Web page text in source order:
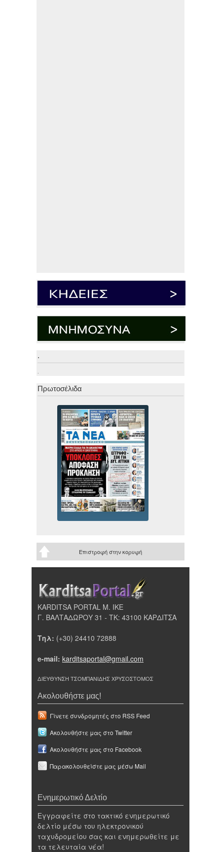
.
.
Πρωτοσέλιδα
Επιστροφή στην κορυφή
KARDITSA PORTAL Μ. ΙΚΕ
Γ. ΒΑΛΤΑΔΩΡΟΥ 31 - ΤΚ: 43100 ΚΑΡΔΙΤΣΑ
Τηλ: (+30) 24410 72888
e-mail: karditsaportal@gmail.com
ΔΙΕΥΘΥΝΣΗ ΤΣΟΜΠΑΝΙΔΗΣ ΧΡΥΣΟΣΤΟΜΟΣ
Ακολουθήστε μας!
Γίνετε συνδρομητές στο RSS Feed
Ακολουθήστε μας στο Twitter
Ακολουθήστε μας στο Facebook
Παρακολουθείστε μας μέσω Mail
Ενημερωτικό Δελτίο
Εγγραφείτε στο τακτικό ενημερωτικό
δελτίο μέσω του ηλεκτρονικού
ταχυδρομείου σας και ενημερωθείτε με
τα τελευταία νέα!